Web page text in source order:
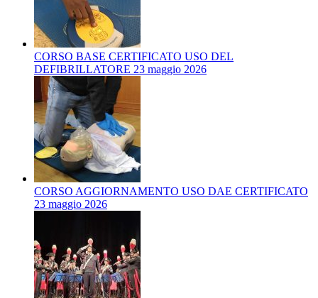
CORSO BASE CERTIFICATO USO DEL
DEFIBRILLATORE 23 maggio 2026
CORSO AGGIORNAMENTO USO DAE CERTIFICATO
23 maggio 2026